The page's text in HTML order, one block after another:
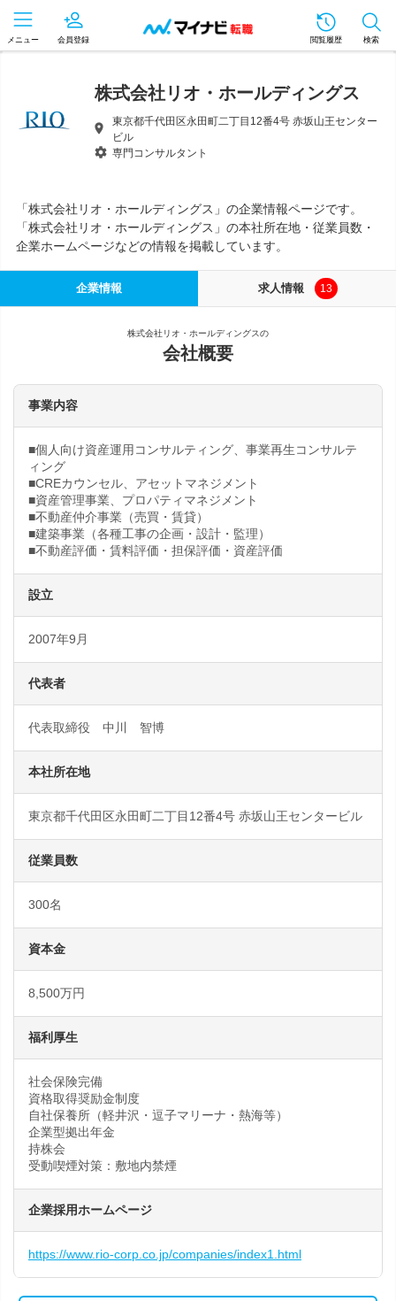
メニュー 会員登録 閲覧履歴 検索
株式会社リオ・ホールディングス
東京都千代田区永田町二丁目12番4号 赤坂山王センター
ビル
専門コンサルタント
「株式会社リオ・ホールディングス」の企業情報ページです。
「株式会社リオ・ホールディングス」の本社所在地・従業員数・
企業ホームページなどの情報を掲載しています。
企業情報 求人情報 13
株式会社リオ・ホールディングスの
会社概要
事業内容
■個人向け資産運用コンサルティング、事業再生コンサルテ
ィング
■CREカウンセル、アセットマネジメント
■資産管理事業、プロパティマネジメント
■不動産仲介事業（売買・賃貸）
■建築事業（各種工事の企画・設計・監理）
■不動産評価・賃料評価・担保評価・資産評価
設立
2007年9月
代表者
代表取締役 中川 智博
本社所在地
東京都千代田区永田町二丁目12番4号 赤坂山王センタービル
従業員数
300名
資本金
8,500万円
福利厚生
社会保険完備
資格取得奨励金制度
自社保養所（軽井沢・逗子マリーナ・熱海等）
企業型拠出年金
持株会
受動喫煙対策：敷地内禁煙
企業採用ホームページ
https://www.rio-corp.co.jp/companies/index1.html